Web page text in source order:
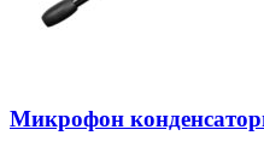
Микрофон